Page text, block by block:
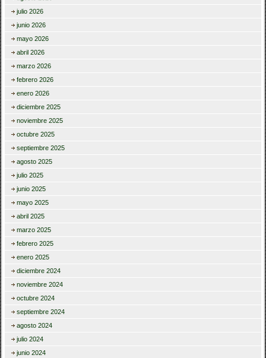
julio 2026
junio 2026
mayo 2026
abril 2026
marzo 2026
febrero 2026
enero 2026
diciembre 2025
noviembre 2025
octubre 2025
septiembre 2025
agosto 2025
julio 2025
junio 2025
mayo 2025
abril 2025
marzo 2025
febrero 2025
enero 2025
diciembre 2024
noviembre 2024
octubre 2024
septiembre 2024
agosto 2024
julio 2024
junio 2024